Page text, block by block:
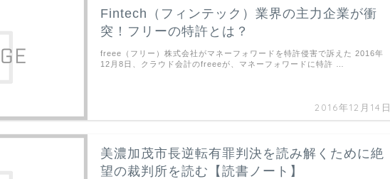
Fintech（フィンテック）業界の主力企業が衝
突！フリーの特許とは？
2016年12月14日
freee（フリー）株式会社がマネーフォワードを特許侵害で訴えた 2016年
12月8日、クラウド会計のfreeeが、マネーフォワードに特許 …
美濃加茂市長逆転有罪判決を読み解くために絶
望の裁判所を読む【読書ノート】